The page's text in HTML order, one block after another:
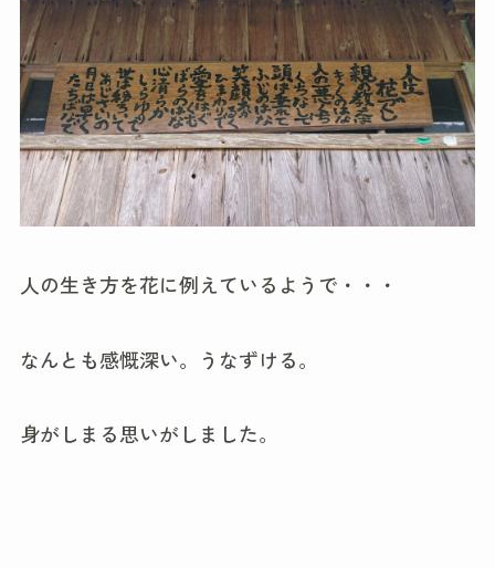
人の生き方を花に例えているようで・・・
なんとも感慨深い。うなずける。
身がしまる思いがしました。